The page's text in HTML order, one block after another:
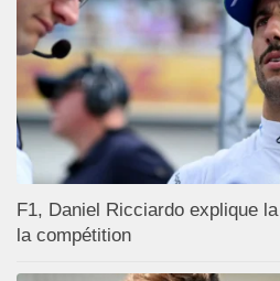
F1, Daniel Ricciardo explique
la compétition